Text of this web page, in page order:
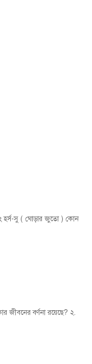
হর্স-সু ( ঘোড়ার জুতো ) কোন
জীবনের বর্ণনা রয়েছে? ২.